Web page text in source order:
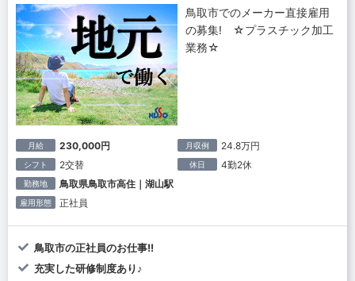
鳥取市でのメーカー直接雇用
の募集! ☆プラスチック加工
業務☆
月給 230,000円 月収例 24.8万円
シフト 2交替 休日 4勤2休
勤務地 鳥取県鳥取市高住｜湖山駅
雇用形態 正社員
鳥取市の正社員のお仕事!!
充実した研修制度あり♪